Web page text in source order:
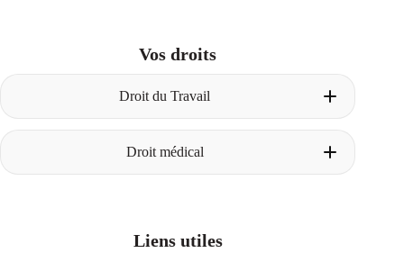
Vos droits
Droit du Travail
Construire le dossier avant le licenciement
La procédure de licenciement pour faute
Licenciement pour insuffisance professionnelle
Droit médical
Les différents cas de responsabilité médicale
Liens utiles